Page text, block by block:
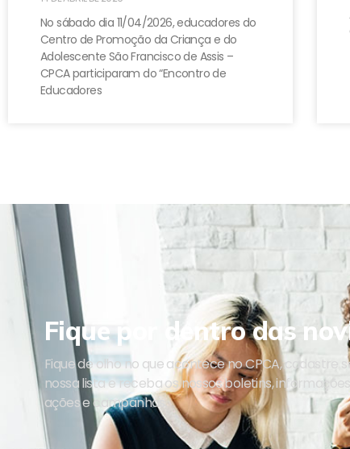
No sábado dia 11/04/2026, educadores do
Centro de Promoção da Criança e do
Adolescente São Francisco de Assis –
CPCA participaram do “Encontro de
Educadores
Fique por dentro das
Fique de olho no que acontece no CPCA, cadastre
nossa lista e receba os nossos boletins,
ações e campanhas.